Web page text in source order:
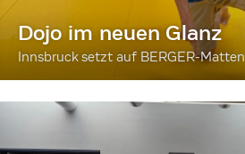
Dojo im neuen Glanz
Innsbruck setzt auf BERGER-Matten